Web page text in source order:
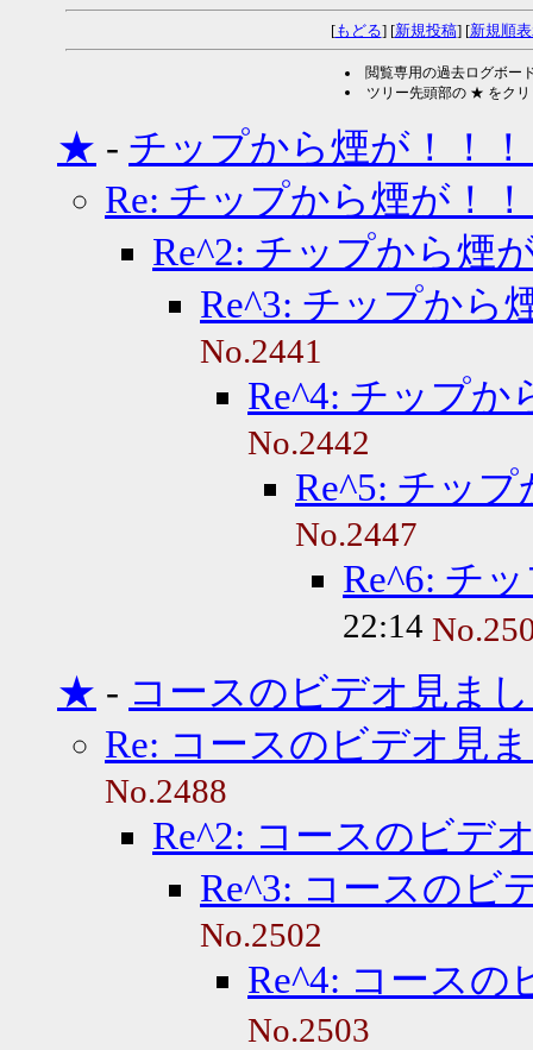
[もどる] [新規投稿] [新規順
閲覧専用の過去ログボー
ツリー先頭部の ★ をク
★ - チップから煙が！！
Re: チップから煙が！
Re^2: チップから煙
Re^3: チップから
No.2441
Re^4: チップか
No.2442
Re^5: チッ
No.2447
Re^6: チ
22:14
★ - コースのビデオ見ま
Re: コースのビデオ見
No.2488
Re^2: コースのビデ
Re^3: コースのビ
No.2502
Re^4: コースの
No.2503